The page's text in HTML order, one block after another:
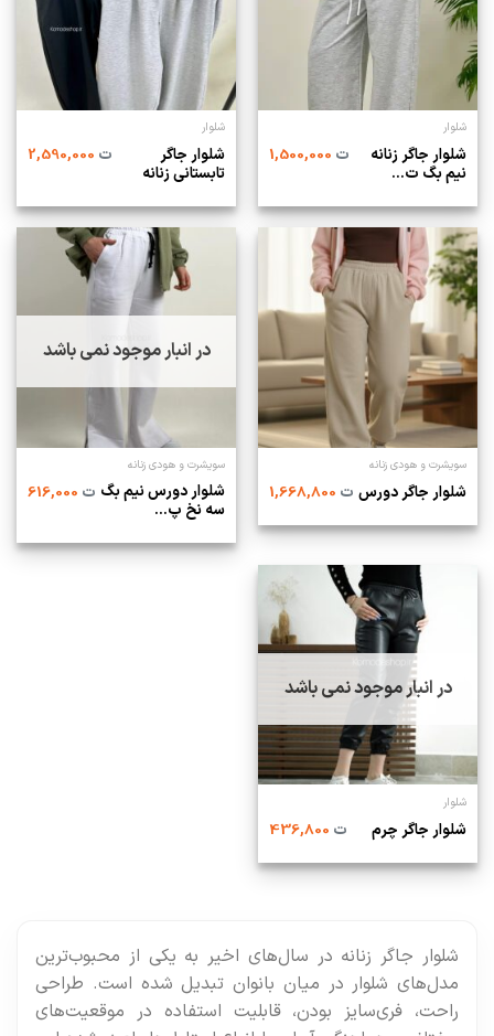
شلوار
شلوار جاگر زنانه
نیم بگ ت...
ت1,500,000
شلوار
شلوار جاگر
تابستانی زنانه
ت2,590,000
سویشرت و هودی زنانه
شلوار جاگر دورس ت1,668,800
در انبار موجود نمی باشد
سویشرت و هودی زنانه
شلوار دورس نیم بگ
سه نخ پ...
ت616,000
در انبار موجود نمی باشد
شلوار
شلوار جاگر چرم ت436,800
شلوار جاگر زنانه در سال‌های اخیر به یکی از محبوب‌ترین
مدل‌های شلوار در میان بانوان تبدیل شده است. طراحی
راحت، فری‌سایز بودن، قابلیت استفاده در موقعیت‌های